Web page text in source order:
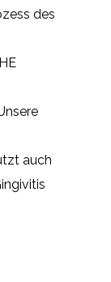
des
auch